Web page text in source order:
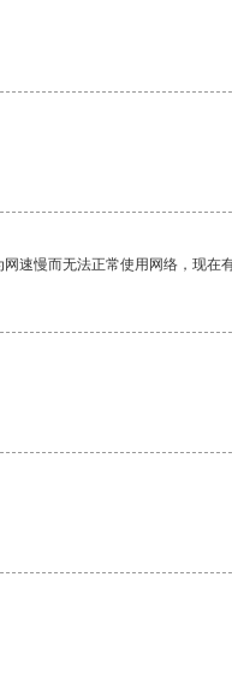
速慢而无法正常使用网络，现在